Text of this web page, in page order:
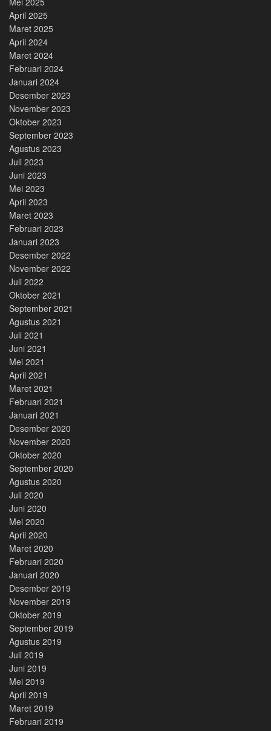
April 2025
Maret 2025
April 2024
Maret 2024
Februari 2024
Januari 2024
Desember 2023
November 2023
Oktober 2023
September 2023
Agustus 2023
Juli 2023
Juni 2023
Mei 2023
April 2023
Maret 2023
Februari 2023
Januari 2023
Desember 2022
November 2022
Juli 2022
Oktober 2021
September 2021
Agustus 2021
Juli 2021
Juni 2021
Mei 2021
April 2021
Maret 2021
Februari 2021
Januari 2021
Desember 2020
November 2020
Oktober 2020
September 2020
Agustus 2020
Juli 2020
Juni 2020
Mei 2020
April 2020
Maret 2020
Februari 2020
Januari 2020
Desember 2019
November 2019
Oktober 2019
September 2019
Agustus 2019
Juli 2019
Juni 2019
Mei 2019
April 2019
Maret 2019
Februari 2019